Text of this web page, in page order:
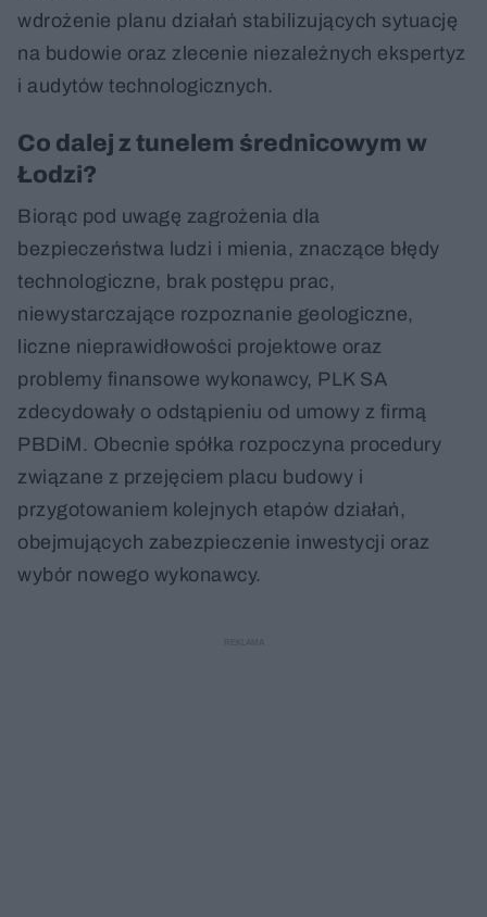
wdrożenie planu działań stabilizujących sytuację
na budowie oraz zlecenie niezależnych ekspertyz
i audytów technologicznych.
Co dalej z tunelem średnicowym w
Łodzi?
Biorąc pod uwagę zagrożenia dla
bezpieczeństwa ludzi i mienia, znaczące błędy
technologiczne, brak postępu prac,
niewystarczające rozpoznanie geologiczne,
liczne nieprawidłowości projektowe oraz
problemy finansowe wykonawcy, PLK SA
zdecydowały o odstąpieniu od umowy z firmą
PBDiM. Obecnie spółka rozpoczyna procedury
związane z przejęciem placu budowy i
przygotowaniem kolejnych etapów działań,
obejmujących zabezpieczenie inwestycji oraz
wybór nowego wykonawcy.